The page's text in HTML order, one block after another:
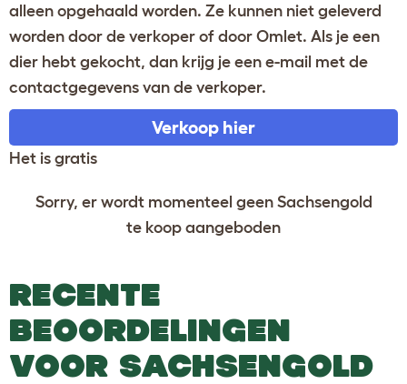
alleen opgehaald worden. Ze kunnen niet geleverd
worden door de verkoper of door Omlet. Als je een
dier hebt gekocht, dan krijg je een e-mail met de
contactgegevens van de verkoper.
Verkoop hier
Het is gratis
Sorry, er wordt momenteel geen Sachsengold
te koop aangeboden
RECENTE
BEOORDELINGEN
VOOR SACHSENGOLD